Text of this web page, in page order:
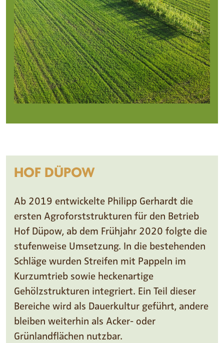
HOF DÜPOW
Ab 2019 entwickelte Philipp Gerhardt die
ersten Agroforststrukturen für den Betrieb
Hof Düpow, ab dem Frühjahr 2020 folgte die
stufenweise Umsetzung. In die bestehenden
Schläge wurden Streifen mit Pappeln im
Kurzumtrieb sowie heckenartige
Gehölzstrukturen integriert. Ein Teil dieser
Bereiche wird als Dauerkultur geführt, andere
bleiben weiterhin als Acker- oder
Grünlandflächen nutzbar.